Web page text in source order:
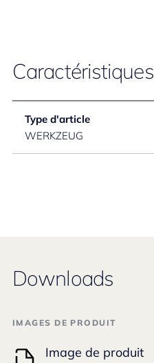
Type d'article
WERKZEUG
Downloads
IMAGES DE PRODUIT
Image de produit